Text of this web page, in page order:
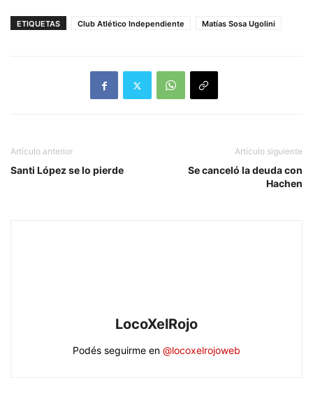
ETIQUETAS Club Atlético Independiente Matías Sosa Ugolini
Artículo anterior
Santi López se lo pierde
Artículo siguiente
Se canceló la deuda con
Hachen
LocoXelRojo
Podés seguirme en @locoxelrojoweb